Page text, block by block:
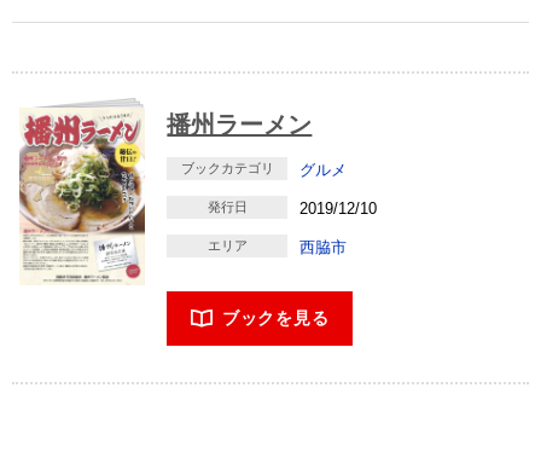
播州ラーメン
ブックカテゴリ グルメ
発行日 2019/12/10
エリア 西脇市
ブックを見る